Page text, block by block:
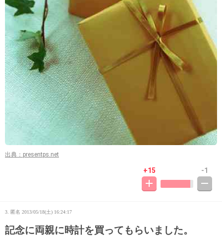
出典：presentps.net
+15 -1
3. 匿名 2013/05/18(土) 16:24:17
記念に両親に時計を買ってもらいました。